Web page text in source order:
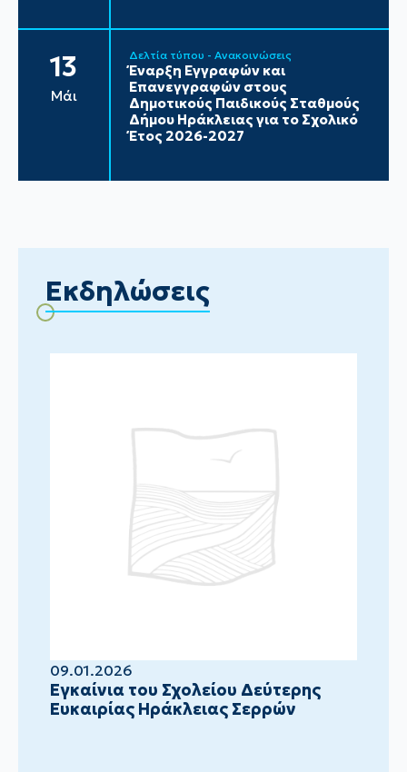
13
Μάι
Δελτία τύπου - Ανακοινώσεις
Έναρξη Εγγραφών και
Επανεγγραφών στους
Δημοτικούς Παιδικούς Σταθμούς
Δήμου Ηράκλειας για το Σχολικό
Έτος 2026-2027
Εκδηλώσεις
09.01.2026
Eγκαίνια του Σχολείου Δεύτερης
Ευκαιρίας Ηράκλειας Σερρών